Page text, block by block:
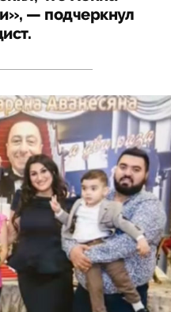
— подчеркнул